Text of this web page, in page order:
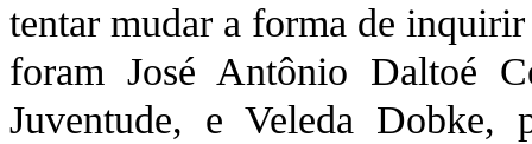
tentar mudar a forma de
foram José Antônio Daltoé
Juventude, e Veleda